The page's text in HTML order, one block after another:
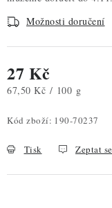
Možnosti doručení
27 Kč
Měrná cena:
67,50 Kč / 100 g
Kód zboží: 190-70237
Tisk Zeptat se